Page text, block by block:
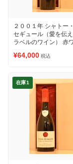
２００１年 シャトー
セギュール（愛を伝
ラベルのワイン） 赤
¥64,000 税込
在庫1